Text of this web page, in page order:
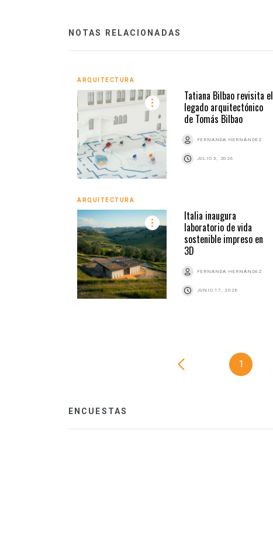
NOTAS RELACIONADAS
ARQUITECTURA
Tatiana Bilbao revisita el
legado arquitectónico
de Tomás Bilbao
FERNANDA HERNÁNDEZ
JULIO 3, 2026
ARQUITECTURA
Italia inaugura
laboratorio de vida
sostenible impreso en
3D
FERNANDA HERNÁNDEZ
JUNIO 17, 2026
1
ENCUESTAS